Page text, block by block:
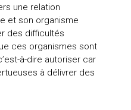
une relation
et son organisme
des difficultés
ces organismes sont
à-dire autoriser car
à délivrer des